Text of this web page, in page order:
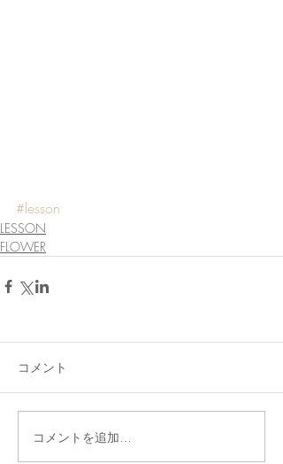
#lesson
LESSON
FLOWER
コメント
コメントを追加…